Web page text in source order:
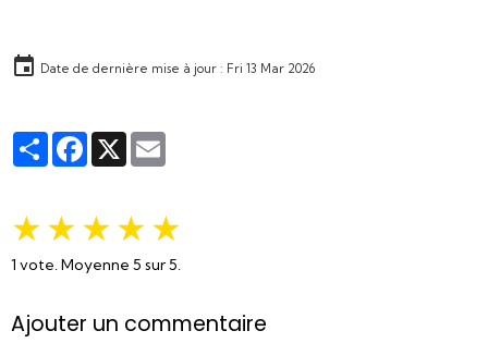
Date de dernière mise à jour : Fri 13 Mar 2026
PartagerFacebook
X
★★★★★
1 vote. Moyenne 5 sur 5.
Ajouter un commentaire